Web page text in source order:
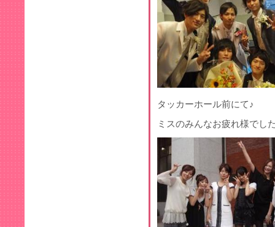
タッカーホール前にて♪
ミスのみんなお疲れ様でし